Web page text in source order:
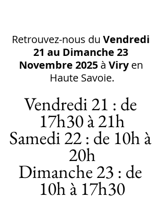
Retrouvez-nous du Vendredi
21 au Dimanche 23
Novembre 2025 à Viry en
Haute Savoie.
Vendredi 21 : de
17h30 à 21h
Samedi 22 : de 10h à
20h
Dimanche 23 : de
10h à 17h30